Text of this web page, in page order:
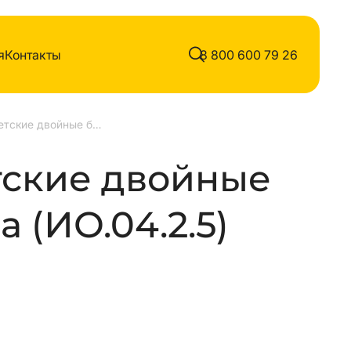
Контакты 8 800 600 79 26
Качели детские двойные без подвеса
двойные
(ИО.04.2.5)